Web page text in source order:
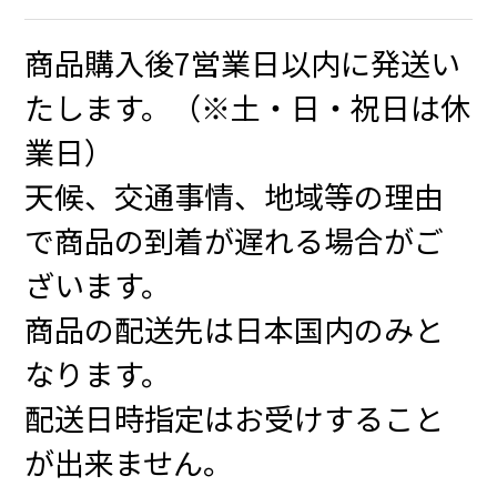
商品購入後7営業日以内に発送い
たします。（※土・日・祝日は休
業日）
天候、交通事情、地域等の理由
で商品の到着が遅れる場合がご
ざいます。
商品の配送先は日本国内のみと
なります。
配送日時指定はお受けすること
が出来ません。